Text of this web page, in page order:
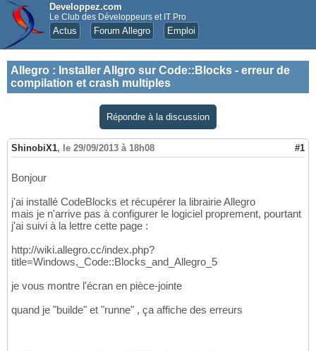
Developpez.com
Le Club des Développeurs et IT Pro
Actus Forum Allegro Emploi
Allegro : Installer Allgro sur Code::Blocks - erreur de
compilation et crash multiples
Répondre à la discussion
ShinobiX1, le 29/09/2013 à 18h08 #1
Bonjour
j'ai installé CodeBlocks et récupérer la librairie Allegro
mais je n'arrive pas à configurer le logiciel proprement, pourtant
j'ai suivi à la lettre cette page :
http://wiki.allegro.cc/index.php?
title=Windows,_Code::Blocks_and_Allegro_5
je vous montre l'écran en pièce-jointe
quand je "builde" et "runne" , ça affiche des erreurs